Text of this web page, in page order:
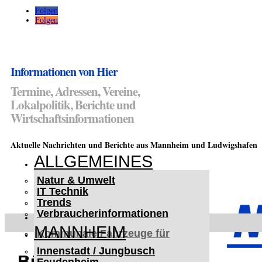
Folgen
Folgen
Informationen von Hier
Termine, Adressen, Vereine,
Lokalpolitik, Berichte und
Wirtschaftsinformationen
Aktuelle Nachrichten und Berichte aus Mannheim und Ludwigshafen
ALLGEMEINES
Natur & Umwelt
IT Technik
Trends
Verbraucherinformationen
MANNHEIM
Innenstadt / Jungbusch
< UKRAINE >
Kommunale Fahrzeuge für
Czernowitz
Nutzfahrzeuge für Czernowitz